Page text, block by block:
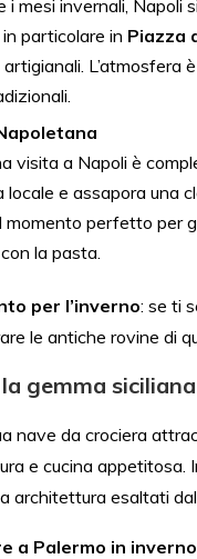
i mesi invernali, Napoli
particolare in Piazza
artigianali. L’atmosfera
visita a Napoli è
locale e assapora una
momento perfetto per
la pasta.
per l’inverno: se ti
le antiche rovine di
gemma siciliana
nave da crociera
e cucina appetitosa.
architettura esaltati
a Palermo in inverno